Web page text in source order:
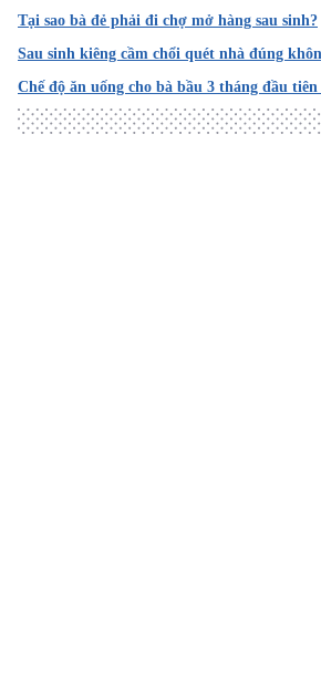
while-pregnant/
2. What to avoid during pregnancy
https://www.medicalnewstoday.com/
3. A Complete List of Everything You
Tại sao bà đẻ phải đi chợ mở hàng sau sinh?
Sau sinh kiêng cầm chổi quét nhà đúng
Chế độ ăn uống cho bà bầu 3 tháng đầu